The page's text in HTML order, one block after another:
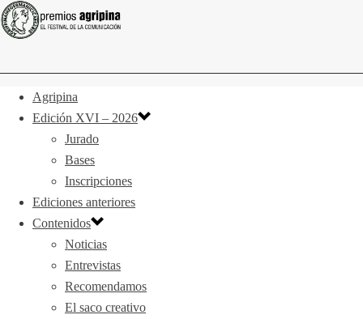
Agripina
Edición XVI – 2026
Jurado
Bases
Inscripciones
Ediciones anteriores
Contenidos
Noticias
Entrevistas
Recomendamos
El saco creativo